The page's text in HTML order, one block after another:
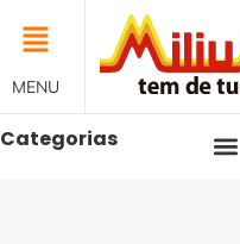
MENU
Categorias